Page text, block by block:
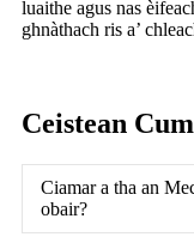
luaithe agus nas
ghnàthach ris a’
Ceistean
Ciamar a tha an
obair?